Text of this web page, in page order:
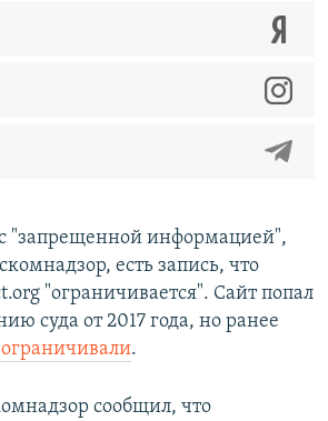
"запрещенной информацией",
есть запись, что
"ограничивается". Сайт попал
суда от 2017 года, но ранее
.
сообщил, что